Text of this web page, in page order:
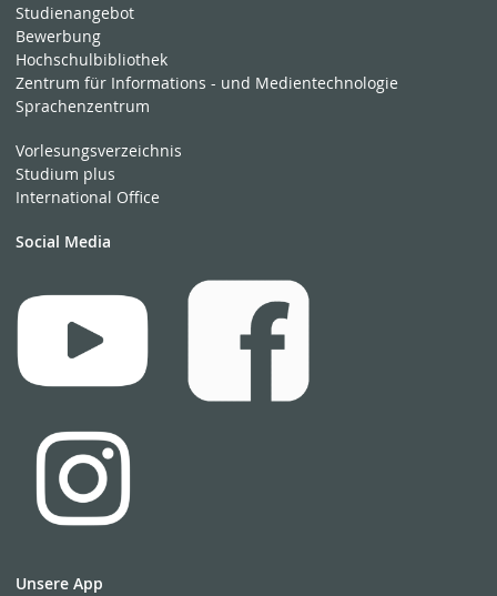
Studienangebot
Bewerbung
Hochschulbibliothek
Zentrum für Informations - und Medientechnologie
Sprachenzentrum
Vorlesungsverzeichnis
Studium plus
International Office
Social Media
Unsere App